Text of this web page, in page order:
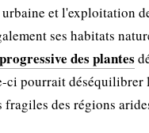
et l'exploitation
ses habitats
des plantes
ci pourrait déséquilibrer
fragiles des régions